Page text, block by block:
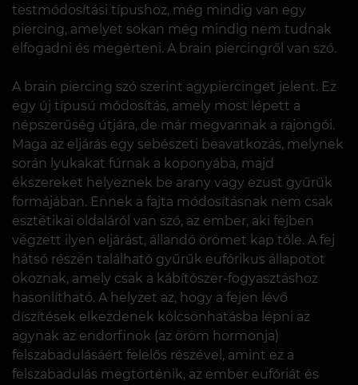
testmódosítási típushoz, még mindig van egy
piercing, amelyet sokan még mindig nem tudnak
elfogadni és megérteni. A brain piercingről van szó.
A brain piercing szó szerint agypiercinget jelent. Ez
egy új típusú módosítás, amely most lépett a
népszerűség útjára, de már megvannak a rajongói.
Maga az eljárás egy sebészeti beavatkozás, melynek
során lyukakat fúrnak a koponyába, majd
ékszereket helyeznek be arany vagy ezüst gyűrűk
formájában. Ennek a fajta módosításnak nem csak
esztétikai oldaláról van szó, az ember, aki fejben
végzett ilyen eljárást, állandó örömet kap tőle. A fej
hátsó részén található gyűrűk eufórikus állapotot
okoznak, amely csak a kábítószer-fogyasztáshoz
hasonlítható. A helyzet az, hogy a fejen lévő
díszítések elkezdenek kölcsönhatásba lépni az
agynak az endorfinok (az öröm hormonja)
felszabadulásáért felelős részével, amint ez a
felszabadulás megtörténik, az ember eufóriát és